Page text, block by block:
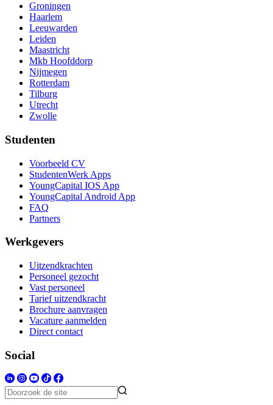
Groningen
Haarlem
Leeuwarden
Leiden
Maastricht
Mkb Hoofddorp
Nijmegen
Rotterdam
Tilburg
Utrecht
Zwolle
Studenten
Voorbeeld CV
StudentenWerk Apps
YoungCapital IOS App
YoungCapital Android App
FAQ
Partners
Werkgevers
Uitzendkrachten
Personeel gezocht
Vast personeel
Tarief uitzendkracht
Brochure aanvragen
Vacature aanmelden
Direct contact
Social